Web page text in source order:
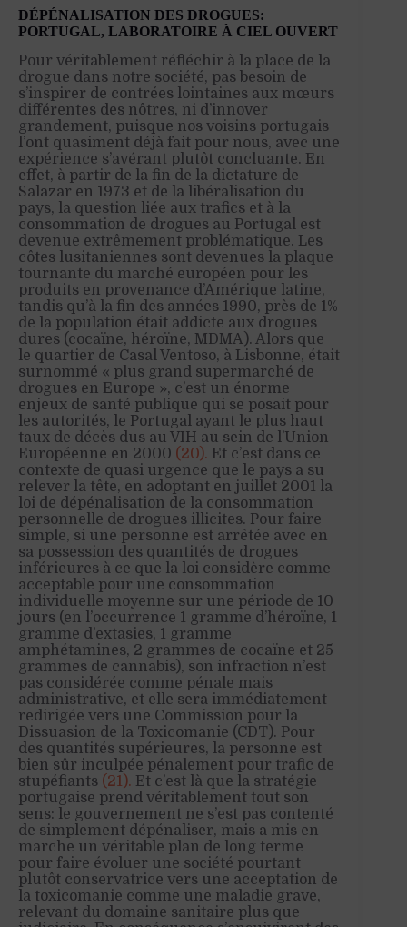
DÉPÉNALISATION DES DROGUES:
PORTUGAL, LABORATOIRE À CIEL OUVERT
Pour véritablement réfléchir à la place de la
drogue dans notre société, pas besoin de
s’inspirer de contrées lointaines aux mœurs
différentes des nôtres, ni d’innover
grandement, puisque nos voisins portugais
l’ont quasiment déjà fait pour nous, avec une
expérience s’avérant plutôt concluante. En
effet, à partir de la fin de la dictature de
Salazar en 1973 et de la libéralisation du
pays, la question liée aux trafics et à la
consommation de drogues au Portugal est
devenue extrêmement problématique. Les
côtes lusitaniennes sont devenues la plaque
tournante du marché européen pour les
produits en provenance d’Amérique latine,
tandis qu’à la fin des années 1990, près de 1%
de la population était addicte aux drogues
dures (cocaïne, héroïne, MDMA). Alors que
le quartier de Casal Ventoso, à Lisbonne, était
surnommé « plus grand supermarché de
drogues en Europe », c’est un énorme
enjeux de santé publique qui se posait pour
les autorités, le Portugal ayant le plus haut
taux de décès dus au VIH au sein de l’Union
Européenne en 2000 (20). Et c’est dans ce
contexte de quasi urgence que le pays a su
relever la tête, en adoptant en juillet 2001 la
loi de dépénalisation de la consommation
personnelle de drogues illicites. Pour faire
simple, si une personne est arrêtée avec en
sa possession des quantités de drogues
inférieures à ce que la loi considère comme
acceptable pour une consommation
individuelle moyenne sur une période de 10
jours (en l’occurrence 1 gramme d’héroïne, 1
gramme d’extasies, 1 gramme
amphétamines, 2 grammes de cocaïne et 25
grammes de cannabis), son infraction n’est
pas considérée comme pénale mais
administrative, et elle sera immédiatement
redirigée vers une Commission pour la
Dissuasion de la Toxicomanie (CDT). Pour
des quantités supérieures, la personne est
bien sûr inculpée pénalement pour trafic de
stupéfiants (21). Et c’est là que la stratégie
portugaise prend véritablement tout son
sens: le gouvernement ne s’est pas contenté
de simplement dépénaliser, mais a mis en
marche un véritable plan de long terme
pour faire évoluer une société pourtant
plutôt conservatrice vers une acceptation de
la toxicomanie comme une maladie grave,
relevant du domaine sanitaire plus que